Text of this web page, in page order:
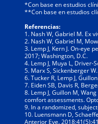
*Con base en estudios
**Con base en estudios
Referencias:
1. Nash W, Gabriel M. Ex
2. Nash W, Gabriel M,
3. Lemp J, Kern J. On-
2017; Washington, D.C.
4. Lemp J, Muya L, Driver-
5. Marx S, Sickenberger
6. Tucker R, Lemp J,
7. Eiden SB, Davis R,
8. Lemp J, Guillon M,
comfort assessments.
9. In a randomized,
10. Luensmann D,
Anterior Eye.